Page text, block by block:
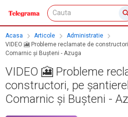
Acasa Articole
Administratie
VIDEO 🎦 Probleme reclamate de
Comarnic și Bușteni - Azuga
VIDEO 🎦 Probleme
constructori, pe
Comarnic și Bușteni -